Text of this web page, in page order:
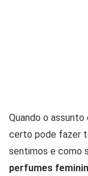
Quando o assunto
certo pode fazer
sentimos e como
perfumes